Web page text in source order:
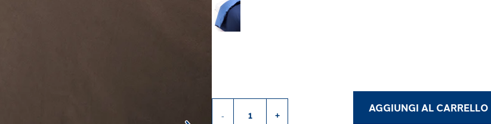
- +
AGGIUNGI AL CARRELLO